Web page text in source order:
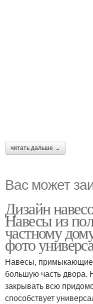
читать дальше →
Вас может
Дизайн
Навесы из
частному
фото
Навесы, примыкающие
большую часть двора.
закрывать всю
способствует